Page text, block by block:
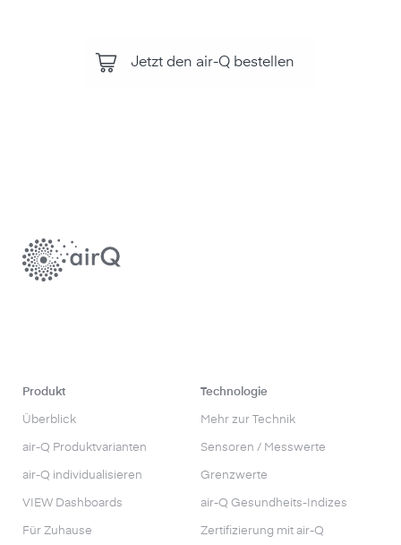
Jetzt den air-Q bestellen
Produkt
Überblick
air-Q Produktvarianten
air-Q individualisieren
VIEW Dashboards
Für Zuhause
Technologie
Mehr zur Technik
Sensoren / Messwerte
Grenzwerte
air-Q Gesundheits-Indizes
Zertifizierung mit air-Q